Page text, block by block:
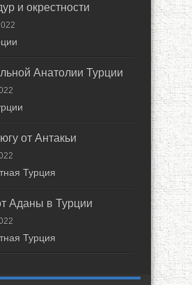
и окрестности
Анатолии Турции
от Антакьи
Турция
Аданы в Турции
Турция